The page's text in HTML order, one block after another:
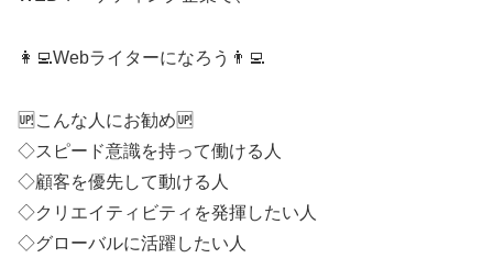
👩‍💻Webライターになろう👨‍💻
🆙こんな人にお勧め🆙
◇スピード意識を持って働ける人
◇顧客を優先して動ける人
◇クリエイティビティを発揮したい人
◇グローバルに活躍したい人